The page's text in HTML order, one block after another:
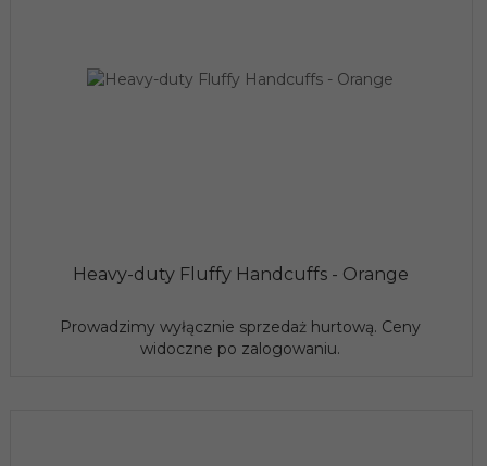
Heavy-duty Fluffy Handcuffs - Orange
Prowadzimy wyłącznie sprzedaż hurtową. Ceny
widoczne po zalogowaniu.